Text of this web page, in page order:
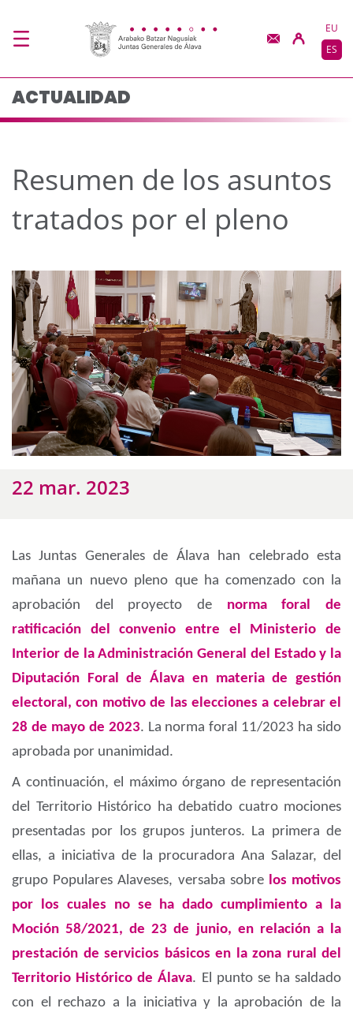
Resumen de los
EU
ES
ACTUALIDAD
Resumen de los asuntos
tratados por el pleno
22 mar. 2023
Las Juntas Generales de Álava han celebrado esta
mañana un nuevo pleno que ha comenzado con la
aprobación del proyecto de norma foral de
ratificación del convenio entre el Ministerio de
Interior de la Administración General del Estado y la
Diputación Foral de Álava en materia de gestión
electoral, con motivo de las elecciones a celebrar el
28 de mayo de 2023. La norma foral 11/2023 ha sido
aprobada por unanimidad.
A continuación, el máximo órgano de representación
del Territorio Histórico ha debatido cuatro mociones
presentadas por los grupos junteros. La primera de
ellas, a iniciativa de la procuradora Ana Salazar, del
grupo Populares Alaveses, versaba sobre los motivos
por los cuales no se ha dado cumplimiento a la
Moción 58/2021, de 23 de junio, en relación a la
prestación de servicios básicos en la zona rural del
Territorio Histórico de Álava. El punto se ha saldado
con el rechazo a la iniciativa y la aprobación de la